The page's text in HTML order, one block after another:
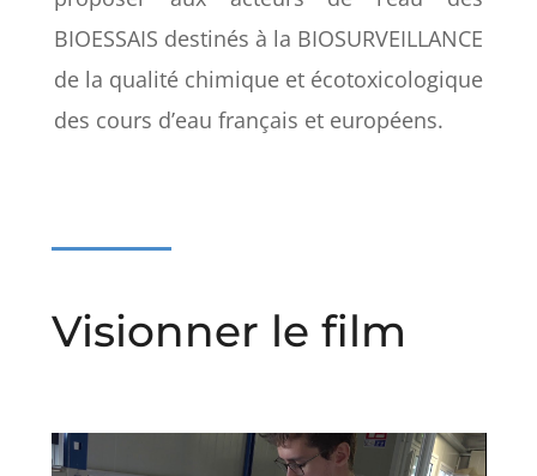
BIOESSAIS destinés à la BIOSURVEILLANCE
de la qualité chimique et écotoxicologique
des cours d’eau français et européens.
Visionner le film